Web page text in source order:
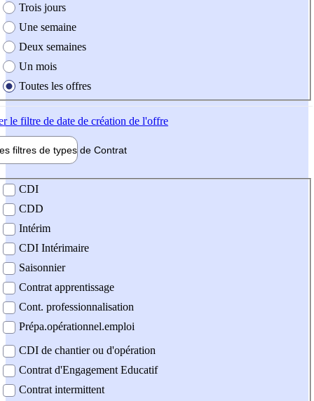
Trois jours
Une semaine
Deux semaines
Un mois
Toutes les offres
le filtre de date de création de l'offre
filtres de types de Contrat
contrat
CDI
CDD
Intérim
CDI Intérimaire
Saisonnier
Contrat apprentissage
Cont. professionnalisation
Prépa.opérationnel.emploi
CDI de chantier ou d'opération
Contrat d'Engagement Educatif
Contrat intermittent